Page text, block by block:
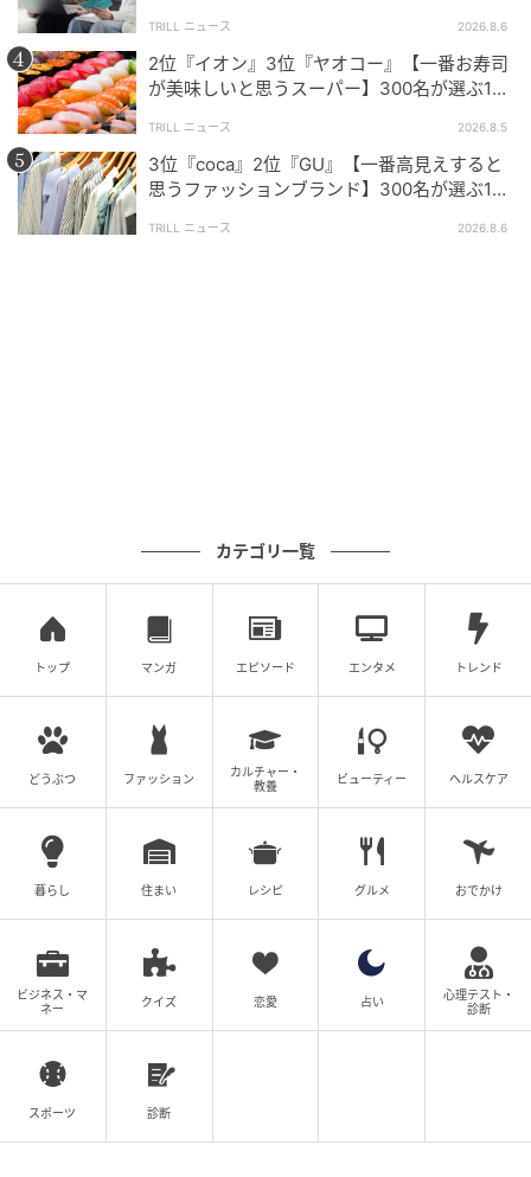
Proシリーズの3眼カメラを利用してきていますが、趣味の風景
写真や模型の撮影など大きな被写体から小さな被写体まで綺麗
に撮影できており満足しています。（42歳/男性）
今回のアンケートではスマホのカメラ画質に関して、
「アップル」が圧倒的な支持を集める結果となりまし
調査実施日：2026年4月8日
※記事内の情報は執筆時点の内容です。
※本記事は自社で募集したアンケートの回答結果をも
とにAIが本文を作成しておりますが、社内確認の後公
開を行っています。
※本記事は、自社で募集したアンケートの回答者300名
の意見を集計した結果に基づき制作しています。社会
全体の意見を代表、あるいは断定するものではないこ
とを、あらかじめご了承ください。
次の記事
#1 夫の「元不倫相手」から、１通の手紙が
届きました。
の記事をもっとみる
TRILL ニュース 2026.8.6
2位『イオン』3位『ヤオコー』【一番お寿司
が美味しいと思うスーパー】300名が選ぶ1位
TRILL ニュース 2026.8.5
3位『coca』2位『GU』【一番高見えすると
思うファッションブランド】300名が選ぶ1位
麗」
TRILL ニュース 2026.8.6
カテゴリ一覧
トップ マンガ エピソード エンタメ トレンド
どうぶつ ファッション
カルチャー・
教養
ビューティー ヘルスケア
暮らし 住まい レシピ グルメ おでかけ
ビジネス・マ
ネー
クイズ 恋愛 占い
心理テスト・
診断
スポーツ 診断